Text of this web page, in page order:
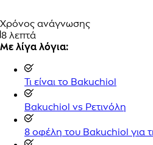
Χρόνος ανάγνωσης
8 λεπτά
Με λίγα λόγια:
Τι είναι το Bakuchiol
Bakuchiol vs Ρετινόλη
8 οφέλη του Bakuchiol για